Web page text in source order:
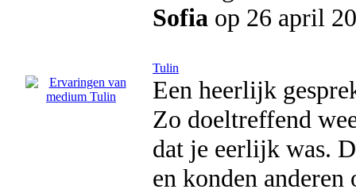
Sofia op 26 april
Tulin
Een heerlijk
Zo doeltreffend
dat je eerlijk was.
en konden